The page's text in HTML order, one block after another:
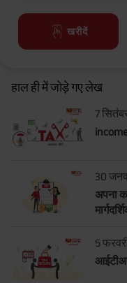
खरीदें
हाल ही में जोड़े गए लेख
7
30
अपना
5